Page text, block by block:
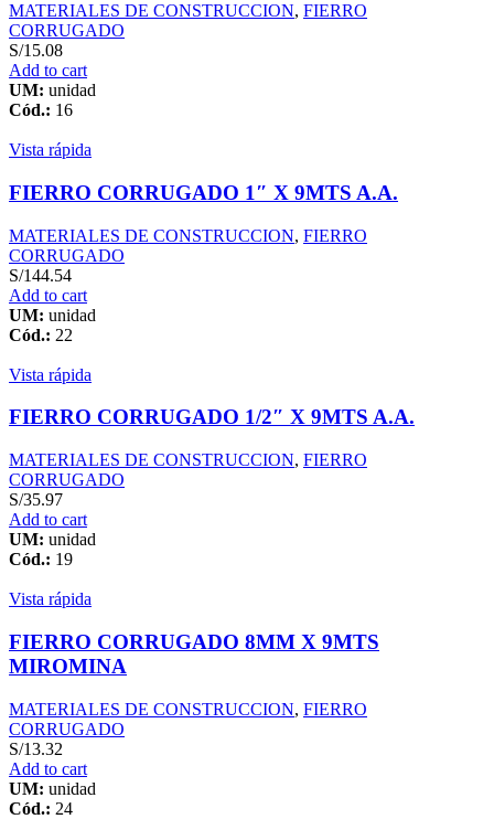
MATERIALES DE CONSTRUCCION, FIERRO
CORRUGADO
S/15.08
Add to cart
UM: unidad
Cód.: 16
Vista rápida
FIERRO CORRUGADO 1″ X 9MTS A.A.
MATERIALES DE CONSTRUCCION, FIERRO
CORRUGADO
S/144.54
Add to cart
UM: unidad
Cód.: 22
Vista rápida
FIERRO CORRUGADO 1/2″ X 9MTS A.A.
MATERIALES DE CONSTRUCCION, FIERRO
CORRUGADO
S/35.97
Add to cart
UM: unidad
Cód.: 19
Vista rápida
FIERRO CORRUGADO 8MM X 9MTS
MIROMINA
MATERIALES DE CONSTRUCCION, FIERRO
CORRUGADO
S/13.32
Add to cart
UM: unidad
Cód.: 24